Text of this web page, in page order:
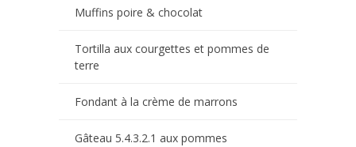
Muffins poire & chocolat
Tortilla aux courgettes et pommes de
terre
Fondant à la crème de marrons
Gâteau 5.4.3.2.1 aux pommes